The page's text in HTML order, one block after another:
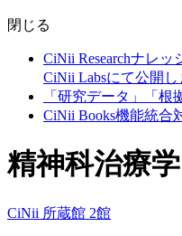
閉じる
CiNii Researchナレ
CiNii Labsにて公開し
「研究データ」「根
CiNii Books機能統合
精神科治療学
CiNii 所蔵館 2館